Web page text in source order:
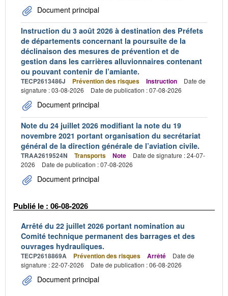
Document principal
Instruction du 3 août 2026 à destination des Préfets
de départements concernant la poursuite de la
déclinaison des mesures de prévention et de
gestion dans les carrières alluvionnaires contenant
ou pouvant contenir de l’amiante.
TECP2613486J Prévention des risques Instruction
Date de
signature : 03-08-2026
Date de publication : 07-08-2026
Document principal
Note du 24 juillet 2026 modifiant la note du 19
novembre 2021 portant organisation du secrétariat
général de la direction générale de l’aviation civile.
TRAA2619524N Transports Note
Date de signature : 24-07-
2026
Date de publication : 07-08-2026
Document principal
Publié le : 06-08-2026
Arrêté du 22 juillet 2026 portant nomination au
Comité technique permanent des barrages et des
ouvrages hydrauliques.
TECP2618869A Prévention des risques Arrêté
Date de
signature : 22-07-2026
Date de publication : 06-08-2026
Document principal